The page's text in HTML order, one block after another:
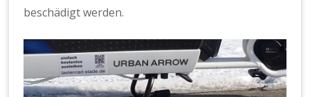
beschädigt werden.